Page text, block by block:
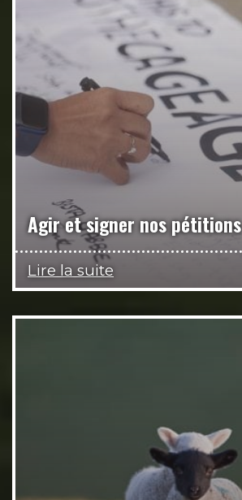
Agir et signer nos pétitions
Lire la suite